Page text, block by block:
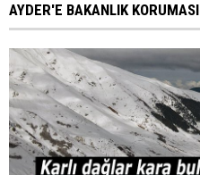
AYDER'E BAKANLIK KORUMASI